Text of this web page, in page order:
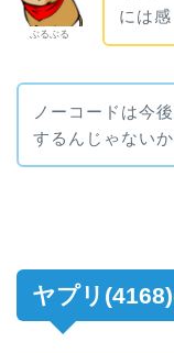
ぶるぶる
には感
ノーコードは今
するんじゃないか
ヤプリ